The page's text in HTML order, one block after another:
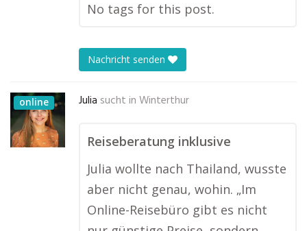
No tags for this post.
Nachricht senden
online Julia sucht in Winterthur
Reiseberatung inklusive
Julia wollte nach Thailand, wusste
aber nicht genau, wohin. „Im
Online-Reisebüro gibt es nicht